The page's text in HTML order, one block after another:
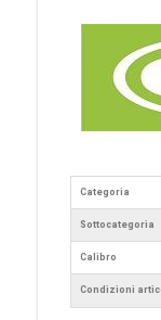
Categoria
Sottocategoria
Calibro
Condizioni